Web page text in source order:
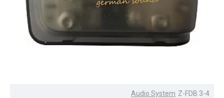
Audio System Z-FDB 3-4